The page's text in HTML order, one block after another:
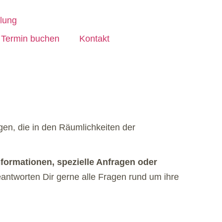
Termin buchen Kontakt
die in den Räumlichkeiten der
spezielle Anfragen oder
Dir gerne alle Fragen rund um ihre